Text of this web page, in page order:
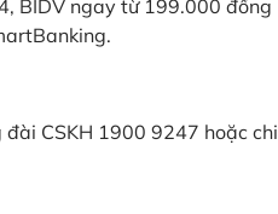
BIDV ngay từ 199.000 đồng
CSKH 1900 9247 hoặc chi